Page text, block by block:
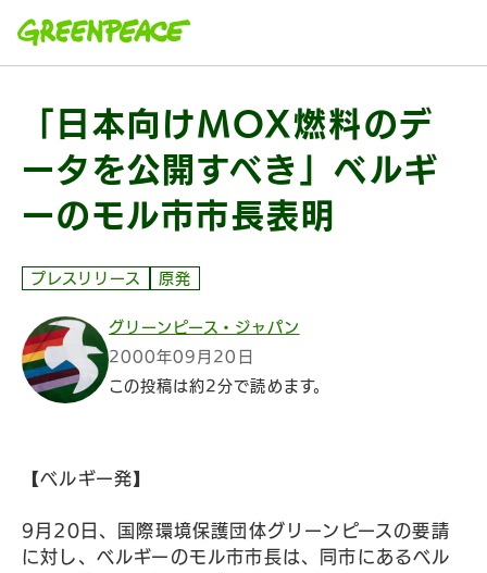
「日本向けMOX燃料のデ
ータを公開すべき」ベルギ
ーのモル市市長表明
プレスリリース 原発
グリーンピース・ジャパン
2000年09月20日
この投稿は約2分で読めます。
【ベルギー発】
9月20日、国際環境保護団体グリーンピースの要請
に対し、ベルギーのモル市市長は、同市にあるベル